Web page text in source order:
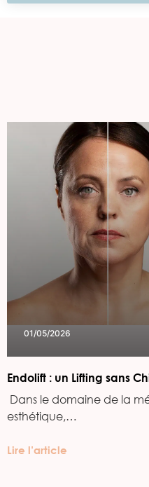
01/05/2026
Endolift : un Lifting sans
Dans le domaine de la
esthétique,…
Lire l’article